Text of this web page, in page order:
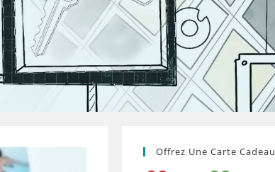
Offrez Une Carte Cadeau